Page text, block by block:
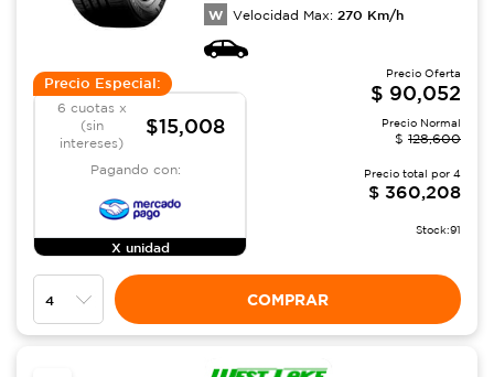
W Velocidad Max: 270 Km/h
Precio Especial:
6 cuotas x
(sin
intereses)
$15,008
Pagando con:
X unidad
Precio Oferta
$ 90,052
Precio Normal
$ 128,600
Precio total por 4
$ 360,208
Stock:91
COMPRAR